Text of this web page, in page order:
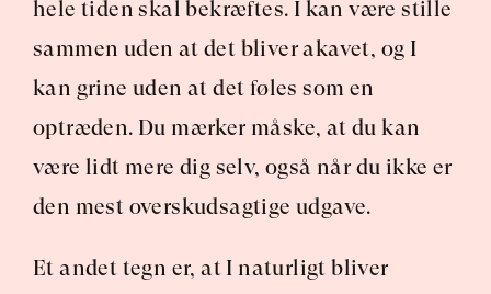
hele tiden skal bekræftes. I kan være stille
sammen uden at det bliver akavet, og I
kan grine uden at det føles som en
optræden. Du mærker måske, at du kan
være lidt mere dig selv, også når du ikke er
den mest overskudsagtige udgave.
Et andet tegn er, at I naturligt bliver